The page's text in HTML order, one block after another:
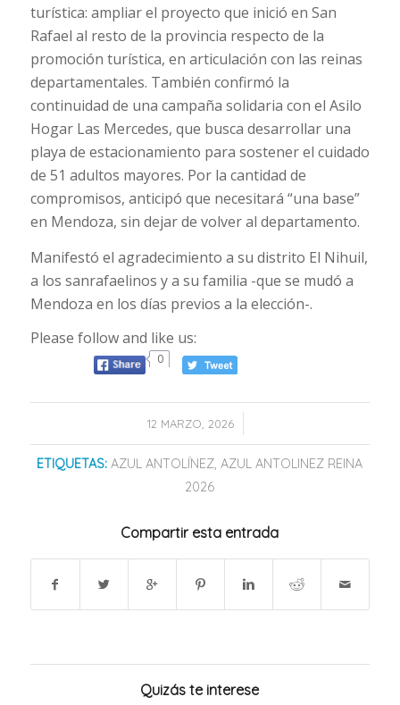
turística: ampliar el proyecto que inició en San
Rafael al resto de la provincia respecto de la
promoción turística, en articulación con las reinas
departamentales. También confirmó la
continuidad de una campaña solidaria con el Asilo
Hogar Las Mercedes, que busca desarrollar una
playa de estacionamiento para sostener el cuidado
de 51 adultos mayores. Por la cantidad de
compromisos, anticipó que necesitará “una base”
en Mendoza, sin dejar de volver al departamento.
Manifestó el agradecimiento a su distrito El Nihuil,
a los sanrafaelinos y a su familia -que se mudó a
Mendoza en los días previos a la elección-.
Please follow and like us:
0
12 MARZO, 2026
/
ETIQUETAS: AZUL ANTOLÍNEZ,AZUL ANTOLINEZ REINA
2026
Compartir esta entrada
Quizás te interese